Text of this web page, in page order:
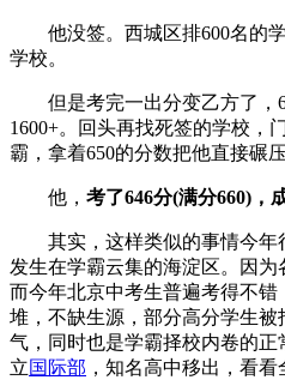
他没签。西城区排600名的学
学校。
但是考完一出分变乙方了，
1600+。回头再找死签的学校，
霸，拿着650的分数把他直接碾
他， 考了646分(满分660)，
其实，这样类似的事情今年
发生在学霸云集的海淀区。因为
而今年北京中考生普遍考得不
堆，不缺生源，部分高分学生
气，同时也是学霸择校内卷的
立国际部 ，知名高中移出，看